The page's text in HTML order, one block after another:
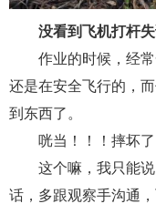
没看到飞机打杆
作业的时候，经常
还是在安全飞行的，
到东西了。
咣当！！！摔坏了
这个嘛，我只能说
话，多跟观察手沟通